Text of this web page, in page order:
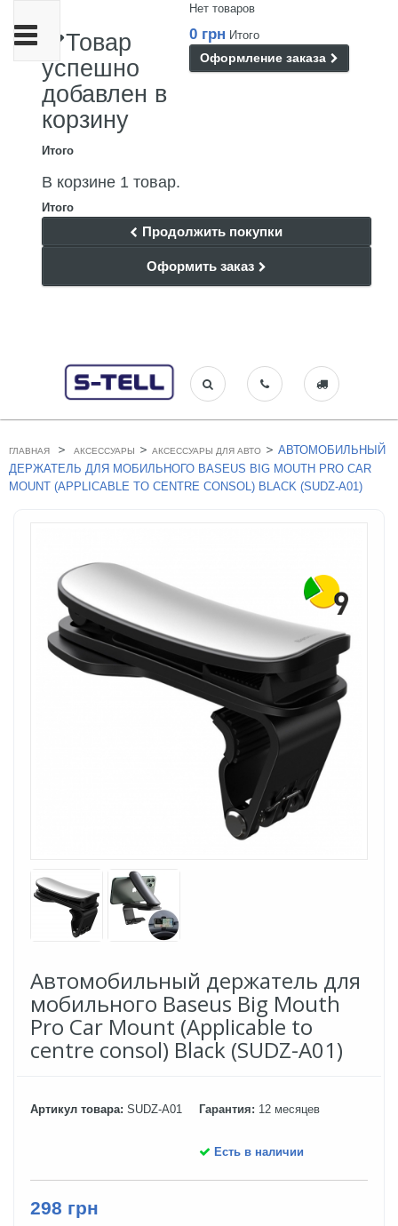
Нет товаров
0 грн Итого
Оформление заказа
Товар
успешно
добавлен в
корзину
Итого
В корзине 1 товар.
Итого
Продолжить покупки
Оформить заказ
Переключить
навигации
ГЛАВНАЯ > АКСЕССУАРЫ > АКСЕССУАРЫ ДЛЯ АВТО > АВТОМОБИЛЬНЫЙ
ДЕРЖАТЕЛЬ ДЛЯ МОБИЛЬНОГО BASEUS BIG MOUTH PRO CAR
MOUNT (APPLICABLE TO CENTRE CONSOL) BLACK (SUDZ-A01)
Автомобильный держатель для
мобильного Baseus Big Mouth
Pro Car Mount (Applicable to
centre consol) Black (SUDZ-A01)
Артикул товара: SUDZ-A01 Гарантия: 12 месяцев
Есть в наличии
298 грн